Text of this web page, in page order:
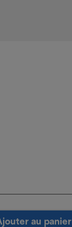
au panier